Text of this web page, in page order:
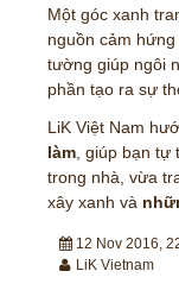
Một góc xanh
nguồn cảm
tường giúp ngôi
phần tạo ra sự
LiK Việt Nam
làm , giúp bạn
trong nhà, vừa
xây xanh và
12 Nov 2016,
LiK Vietnam